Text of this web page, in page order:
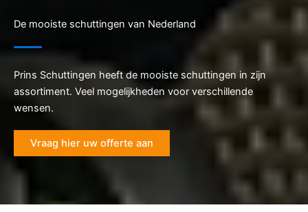
De mooiste schuttingen van Nederland
Prins Schuttingen heeft de mooiste schuttingen in zijn
assortiment. Veel mogelijkheden voor verschillende
wensen.
Vraag hier uw offerte aan